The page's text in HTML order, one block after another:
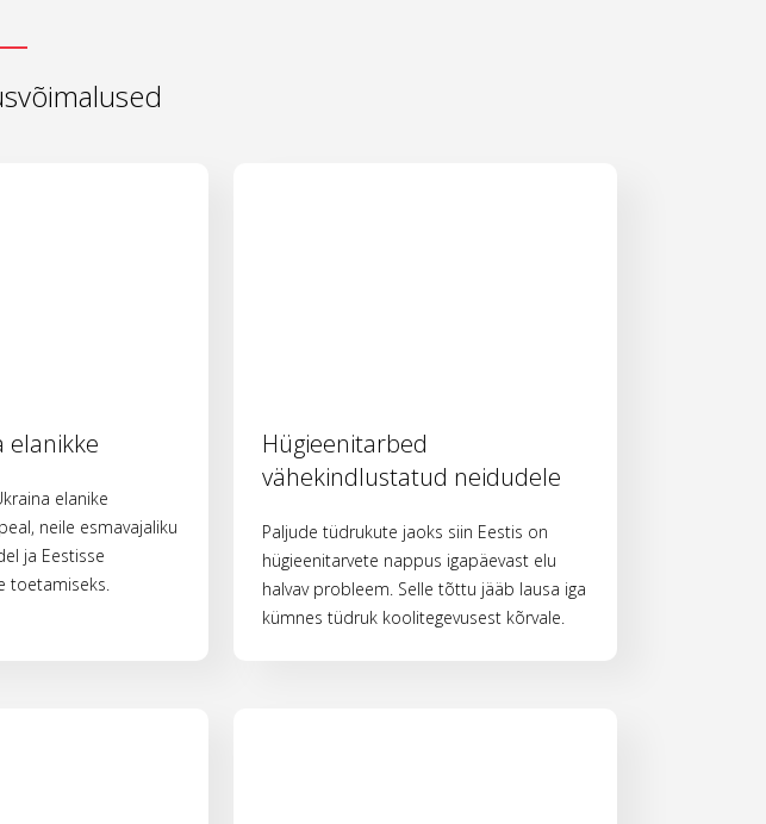
elanikke
elanike
neile esmavajaliku
ja Eestisse
toetamiseks.
Hügieenitarbed
vähekindlustatud neidudele
Paljude tüdrukute jaoks siin Eestis on
hügieenitarvete nappus igapäevast elu
halvav probleem. Selle tõttu jääb lausa iga
kümnes tüdruk koolitegevusest kõrvale.